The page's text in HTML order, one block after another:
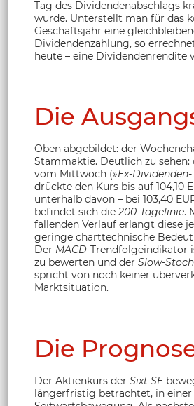
Tag des Dividendenabschlags
wurde. Unterstellt man für das
Geschäftsjahr eine
Dividendenzahlung, so
heute – eine Dividendenrendite
Die
Oben abgebildet: der
Stammaktie. Deutlich zu sehen:
vom Mittwoch (»Ex-Dividenden-
drückte den Kurs bis auf 104,10
unterhalb davon – bei 103,40
befindet sich die 200-Tagelinie.
fallenden Verlauf erlangt diese
geringe charttechnische
Der MACD-Trendfolgeindikator
zu bewerten und der Slow-
spricht von noch keiner
Marktsituation.
Die
Der Aktienkurs der Sixt SE
längerfristig betrachtet, in